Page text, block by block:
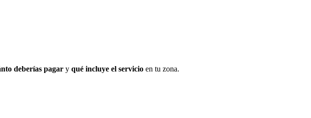
deberías pagar y qué incluye el servicio en tu zona.